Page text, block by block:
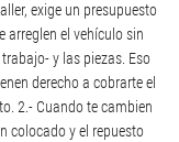
exige un presupuesto
arreglen el vehículo sin
y las piezas. Eso
derecho a cobrarte el
2.- Cuando te cambien
colocado y el repuesto